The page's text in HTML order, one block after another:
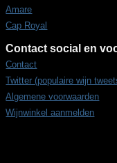
Amare
Cap Royal
Contact social en
Contact
Twitter (populaire wijn
Algemene voorwaarden
Wijnwinkel aanmelden